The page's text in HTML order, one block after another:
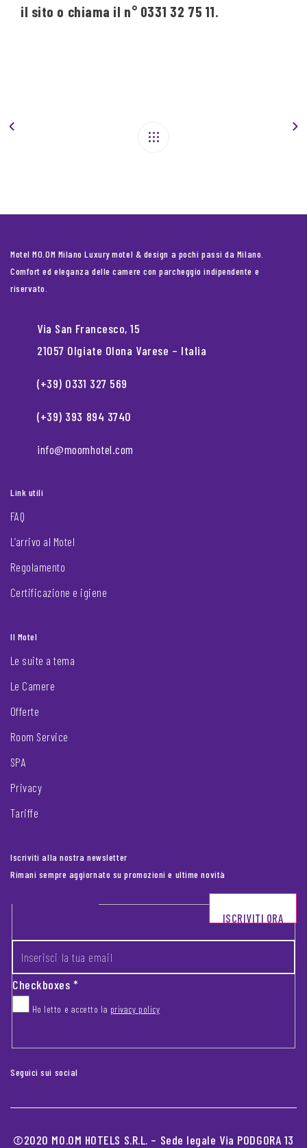
il sito o chiama il n° 0331 32 75 11.
Motel MO.OM Milano Luxury motel & design a pochi passi da Milano.
Comfort ed eleganza delle camere con parcheggio indipendente e
riservato.
Via San Francesco, 15
21057 Olgiate Olona Varese – Italia
(+39) 0331 327 569
(+39) 393 894 3740
info@moomhotel.com
Link utili
FAQ
L’arrivo al Motel
Regolamento
Certificazione e igiene
Il Motel
Le suite a tema
Le Camere
Offerte
Room Service
SPA
Privacy
Tariffe
Iscriviti alla nostra newsletter
Rimani sempre aggiornato su promozioni e ultime novità
Footer newsletter
Checkboxes*
Ho letto e accetto la privacy policy
ISCRIVITI ORA
Seguici sui social
©2020 MO.OM HOTELS S.R.L. – Sede legale Via PODGORA 13